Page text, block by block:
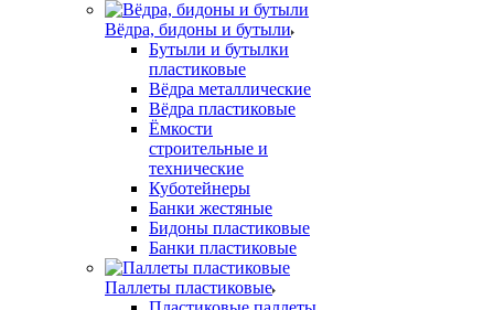
Вёдра, бидоны и бутыли
Бутыли и бутылки
пластиковые
Вёдра металлические
Вёдра пластиковые
Ёмкости
строительные и
технические
Куботейнеры
Банки жестяные
Бидоны пластиковые
Банки пластиковые
Паллеты пластиковые